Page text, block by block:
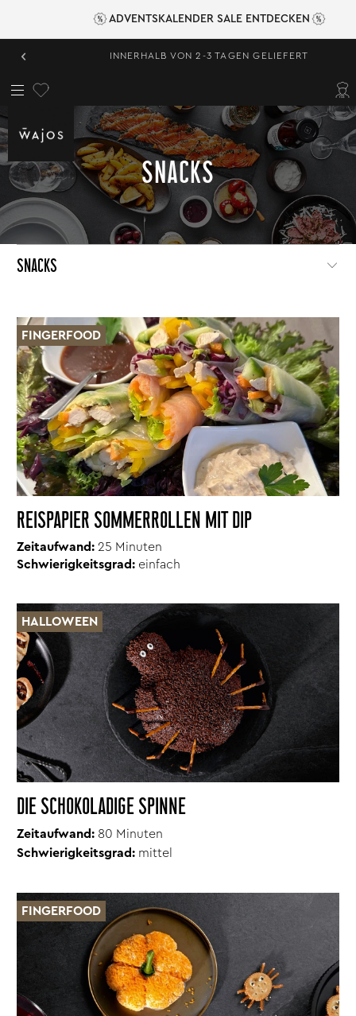
ADVENTSKALENDER SALE ENTDECKEN
‹ INNERHALB VON 2-3 TAGEN GELIEFERT
SNACKS
SNACKS
REISPAPIER SOMMERROLLEN MIT DIP
FINGERFOOD
Zeitaufwand: 25 Minuten
Schwierigkeitsgrad: einfach
DIE SCHOKOLADIGE SPINNE
HALLOWEEN
Zeitaufwand: 80 Minuten
Schwierigkeitsgrad: mittel
FINGERFOOD